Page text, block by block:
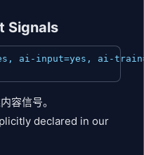
Signals
ai-input=yes, ai-
容信号。
declared in our